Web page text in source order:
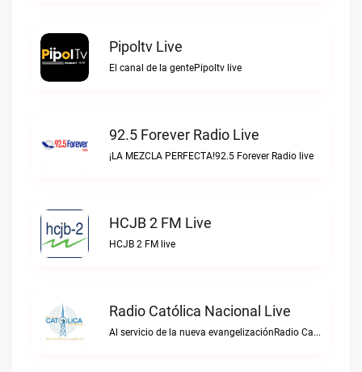
Pipoltv Live
El canal de la gentePipoltv live
92.5 Forever Radio Live
¡LA MEZCLA PERFECTA!92.5 Forever Radio live
HCJB 2 FM Live
HCJB 2 FM live
Radio Católica Nacional Live
Al servicio de la nueva evangelizaciónRadio Católica Nacional live